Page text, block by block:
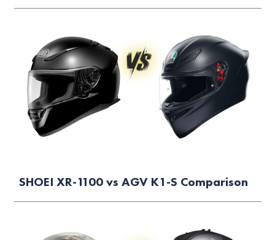
SHOEI XR-1100 vs AGV K1-S Comparison